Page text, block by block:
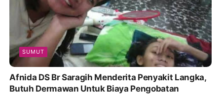
SUMUT
Afnida DS Br Saragih Menderita Penyakit Langka,
Butuh Dermawan Untuk Biaya Pengobatan